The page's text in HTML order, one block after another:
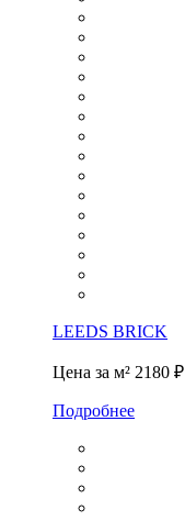
LEEDS BRICK
Цена за м² 2180 ₽
Подробнее